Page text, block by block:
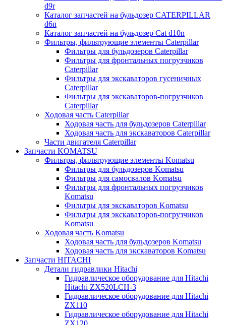
d9r
Каталог запчастей на бульдозер CATERPILLAR
d6n
Каталог запчастей на бульдозер Сat d10n
Фильтры, фильтрующие элементы Caterpillar
Фильтры для бульдозеров Caterpillar
Фильтры для фронтальных погрузчиков
Caterpillar
Фильтры для экскаваторов гусеничных
Caterpillar
Фильтры для экскаваторов-погрузчиков
Caterpillar
Ходовая часть Caterpillar
Ходовая часть для бульдозеров Caterpillar
Ходовая часть для экскаваторов Caterpillar
Части двигателя Caterpillar
Запчасти KOMATSU
Фильтры, фильтрующие элементы Komatsu
Фильтры для бульдозеров Komatsu
Фильтры для самосвалов Komatsu
Фильтры для фронтальных погрузчиков
Komatsu
Фильтры для экскаваторов Komatsu
Фильтры для экскаваторов-погрузчиков
Komatsu
Ходовая часть Komatsu
Ходовая часть для бульдозеров Komatsu
Ходовая часть для экскаваторов Komatsu
Запчасти HITACHI
Детали гидравлики Hitachi
Гидравлическое оборудование для Hitachi
Hitachi ZX520LCH-3
Гидравлическое оборудование для Hitachi
ZX110
Гидравлическое оборудование для Hitachi
ZX120